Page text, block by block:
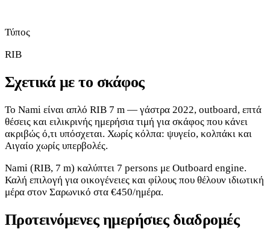
Τύπος
RIB
Σχετικά με το σκάφος
Το Nami είναι απλό RIB 7 m — γάστρα 2022, outboard, επτά
θέσεις και ειλικρινής ημερήσια τιμή για σκάφος που κάνει
ακριβώς ό,τι υπόσχεται. Χωρίς κόλπα: ψυγείο, κολπάκι και
Αιγαίο χωρίς υπερβολές.
Nami (RIB, 7 m) καλύπτει 7 persons με Outboard engine.
Καλή επιλογή για οικογένειες και φίλους που θέλουν ιδιωτική
μέρα στον Σαρωνικό στα €450/ημέρα.
Προτεινόμενες ημερήσιες διαδρομές